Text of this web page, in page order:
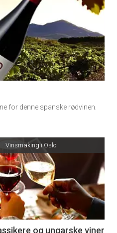
for denne spanske rødvinen.
Vinsmaking i Oslo
og ungarske viner